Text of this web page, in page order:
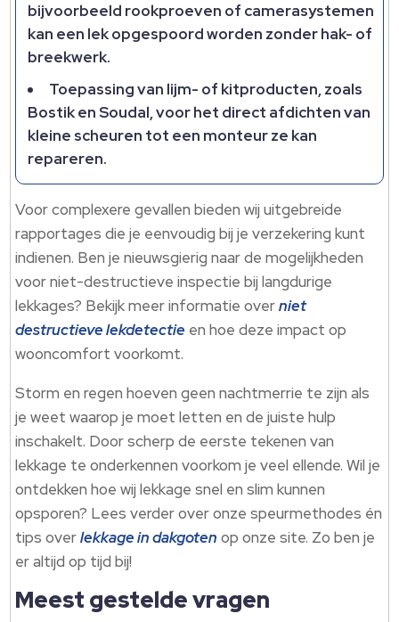
bijvoorbeeld rookproeven of camerasystemen
kan een lek opgespoord worden zonder hak- of
breekwerk.
Toepassing van lijm- of kitproducten, zoals
Bostik en Soudal, voor het direct afdichten van
kleine scheuren tot een monteur ze kan
repareren.
Voor complexere gevallen bieden wij uitgebreide
rapportages die je eenvoudig bij je verzekering kunt
indienen. Ben je nieuwsgierig naar de mogelijkheden
voor niet-destructieve inspectie bij langdurige
lekkages? Bekijk meer informatie overniet
destructieve lekdetectie en hoe deze impact op
wooncomfort voorkomt.
Storm en regen hoeven geen nachtmerrie te zijn als
je weet waarop je moet letten en de juiste hulp
inschakelt. Door scherp de eerste tekenen van
lekkage te onderkennen voorkom je veel ellende. Wil je
ontdekken hoe wij lekkage snel en slim kunnen
opsporen? Lees verder over onze speurmethodes én
tips overlekkage in dakgoten op onze site. Zo ben je
er altijd op tijd bij!
Meest gestelde vragen